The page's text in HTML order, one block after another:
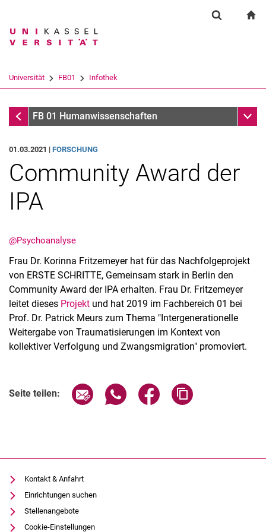
Springe direkt zu: Inhalt
Springe direkt zu: Suche
Springe direkt zu:
Suchbegriff
Suchen (öffnet externen Link in einem
Universität FB01 Infothek
InfothekFB 01 Humanwissenschaften
01.03.2021 | FORSCHUNG
Community Award der
IPA
@Psychoanalyse
Frau Dr. Korinna Fritzemeyer hat für das Nachfolgeprojekt
von ERSTE SCHRITTE, Gemeinsam stark in Berlin den
Community Award der IPA erhalten. Frau Dr. Fritzemeyer
leitet dieses Projekt und hat 2019 im Fachbereich 01 bei
Prof. Dr. Patrick Meurs zum Thema "Intergenerationelle
Weitergabe von Traumatisierungen im Kontext von
kollektiver Verfolgung und Zwangsmigration" promoviert.
Seite teilen: Seite über E-Mail teilen
Seite über WhatsApp teilen
Seite über Facebook
Kontakt & Anfahrt
Einrichtungen suchen
Stellenangebote
Cookie-Einstellungen